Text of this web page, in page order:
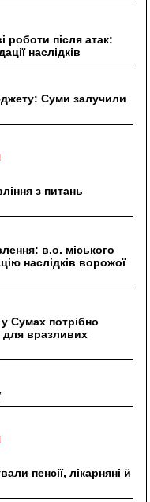
після атак:
наслідків
Суми залучили
з питань
в.о. міського
наслідків ворожої
Сумах потрібно
для вразливих
пенсії, лікарняні й